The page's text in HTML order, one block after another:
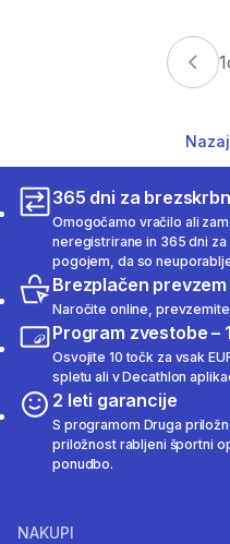
1
365 dni za
Omogočamo vračilo ali
neregistrirane in 365 dni
pogojem, da so
Brezplačen
Naročite online,
Program zvestobe –
Osvojite 10 točk za vsak
spletu ali v Decathlon
2 leti garancije
S programom Druga
priložnost rabljeni športni
ponudbo.
NAKUPI